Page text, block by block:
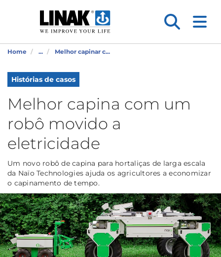
Home ... Melhor capinar c...
Histórias de casos
Melhor capina com um
robô movido a
eletricidade
Um novo robô de capina para hortaliças de larga escala
da Naïo Technologies ajuda os agricultores a economizar
o capinamento de tempo.